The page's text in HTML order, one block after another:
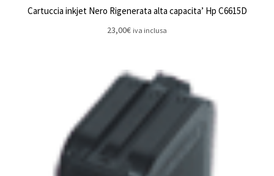
Cartuccia inkjet Nero Rigenerata alta capacita’ Hp C6615D
23,00€ iva inclusa